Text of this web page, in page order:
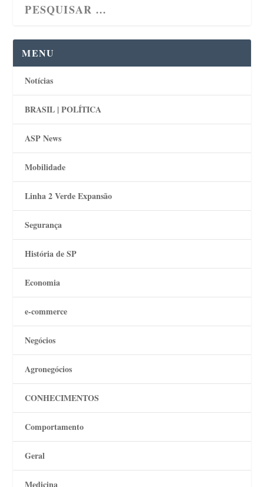
MENU
Notícias
BRASIL | POLÍTICA
ASP News
Mobilidade
Linha 2 Verde Expansão
Segurança
História de SP
Economia
e-commerce
Negócios
Agronegócios
CONHECIMENTOS
Comportamento
Geral
Medicina